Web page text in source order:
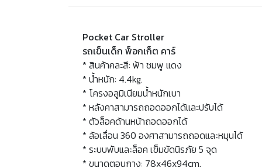
Pocket Car Stroller
รถเข็นเด็ก พ็อกเก็ต คาร์
* สินค้าคละสี: ฟ้า ชมพู แดง
* น้ำหนัก: 4.4kg.
* โครงอลูมิเนียมน้ำหนักเบา
* หลังคาสามารถถอดออกได้และปรับได้
* ตัวล็อคด้านหน้าถอดออกได้
* ล้อเลื่อน 360 องศาสามารถถอดและหมุนได้
* ระบบพับและล็อค เข็มขัดนิรภัย 5 จุด
* ขนาดตอนกาง: 78x46x94cm.